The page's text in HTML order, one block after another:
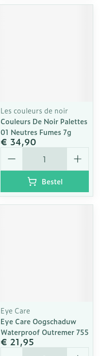
Les couleurs de noir
Couleurs De Noir Palettes
01 Neutres Fumes 7g
€ 34,90
Aantal
Bestel
Eye Care
Eye Care Oogschaduw
Waterproof Outremer 755
€ 21,95
Aantal